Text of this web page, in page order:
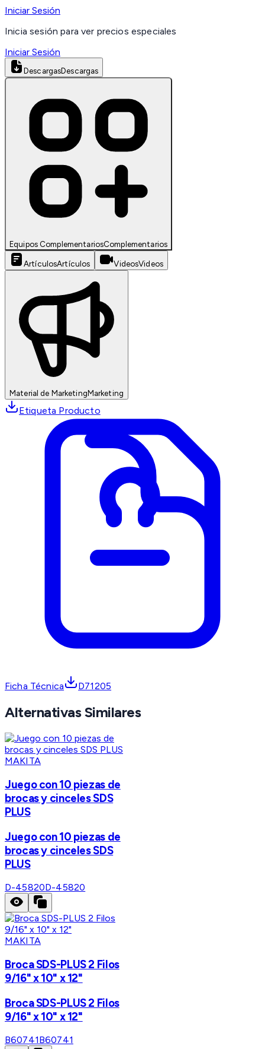
Iniciar Sesión
Inicia sesión para ver precios especiales
Iniciar Sesión
DescargasDescargas
Equipos ComplementariosComplementarios
ArtículosArtículos VideosVideos
Material de MarketingMarketing
Etiqueta Producto
Ficha Técnica D71205
Alternativas Similares
MAKITA
Juego con 10 piezas de
brocas y cinceles SDS
PLUS
Juego con 10 piezas de
brocas y cinceles SDS
PLUS
D-45820D-45820
MAKITA
Broca SDS-PLUS 2 Filos
9/16" x 10" x 12"
Broca SDS-PLUS 2 Filos
9/16" x 10" x 12"
B60741B60741